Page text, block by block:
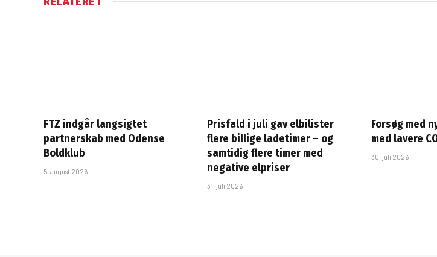
FTZ indgår langsigtet
partnerskab med Odense
Boldklub
5. august 2026
Prisfald i juli gav elbilister
flere billige ladetimer – og
samtidig flere timer med
negative elpriser
31. juli 2026
Forsøg med
med lavere
30. juli 2026